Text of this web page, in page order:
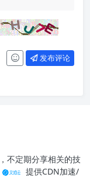
发布评论
不定期分享相关的技
提供CDN加速/